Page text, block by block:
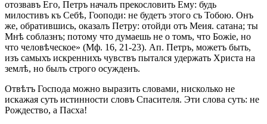
отозвавъ Его, Петръ началъ прекословить Ему: будь
милостивъ къ Себѣ, Гооподи: не будетъ этого съ Тобою. Онъ
же, обратившись, оказалъ Петру: отойди отъ Меия. сатана; ты
Мнѣ соблазнъ; потому что думаешь не о томъ, что Божіе, но
что человѣческое» (Мф. 16, 21-23). Ап. Петръ, можетъ быть,
изъ самыхъ искреннихъ чувствъ пытался удержать Христа на
землѣ, но былъ строго осужденъ.
Отвѣтъ Господа можно выразить словами, нисколько не
искажая суть истинности словъ Спасителя. Эти слова суть: не
Рождество, а Пасха!